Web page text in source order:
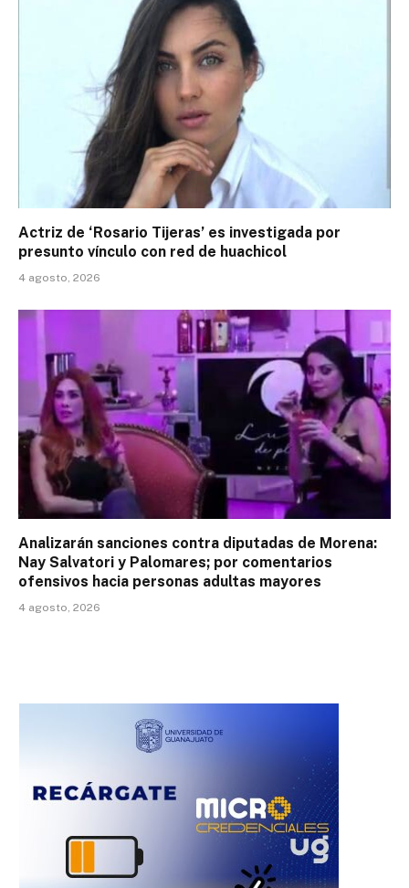
Actriz de ‘Rosario Tijeras’ es investigada por
presunto vínculo con red de huachicol
4 agosto, 2026
Analizarán sanciones contra diputadas de Morena:
Nay Salvatori y Palomares; por comentarios
ofensivos hacia personas adultas mayores
4 agosto, 2026